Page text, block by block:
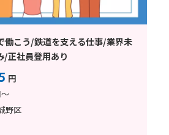
働こう/鉄道を支える仕事/業界未
正社員登用あり
円
野区